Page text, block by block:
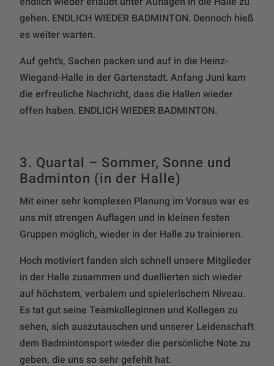
gehen. ENDLICH WIEDER BADMINTON. Dennoch hieß
es weiter warten.
Auf geht’s, Sachen packen und auf in die Heinz-
Wiegand-Halle in der Gartenstadt. Anfang Juni kam
die erfreuliche Nachricht, dass die Hallen wieder
offen haben. ENDLICH WIEDER BADMINTON.
3. Quartal – Sommer, Sonne und
Badminton (in der Halle)
Mit einer sehr komplexen Planung im Voraus war es
uns mit strengen Auflagen und in kleinen festen
Gruppen möglich, wieder in der Halle zu trainieren.
Hoch motiviert fanden sich schnell unsere Mitglieder
in der Halle zusammen und duellierten sich wieder
auf höchstem, verbalem und spielerischem Niveau.
Es tat gut seine Teamkolleginnen und Kollegen zu
sehen, sich auszutauschen und unserer Leidenschaft
dem Badmintonsport wieder die persönliche Note zu
geben, die uns so sehr gefehlt hat.